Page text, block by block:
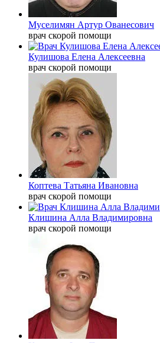
Муселимян Артур Ованесович
врач скорой помощи
Кулишова Елена Алексеевна
врач скорой помощи
Коптева Татьяна Ивановна
врач скорой помощи
Клишина Алла Владимировна
врач скорой помощи